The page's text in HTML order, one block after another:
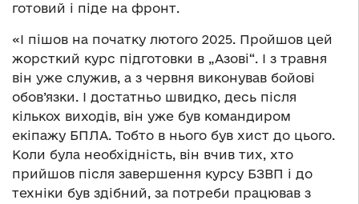
готовий і піде на фронт.
«І пішов на початку лютого 2025. Пройшов цей
жорсткий курс підготовки в „Азові“. І з травня
він уже служив, а з червня виконував бойові
обов’язки. І достатньо швидко, десь після
кількох виходів, він уже був командиром
екіпажу БПЛА. Тобто в нього був хист до цього.
Коли була необхідність, він вчив тих, хто
прийшов після завершення курсу БЗВП і до
техніки був здібний, за потреби працював з